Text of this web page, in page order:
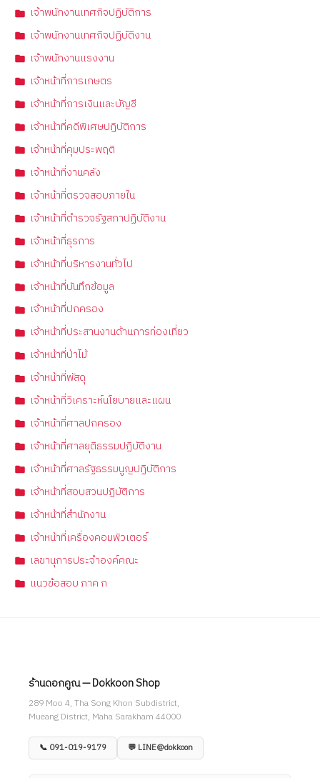
เจ้าพนักงานเทศกิจปฏิบัติการ
เจ้าพนักงานเทศกิจปฏิบัติงาน
เจ้าพนักงานแรงงาน
เจ้าหน้าที่การเกษตร
เจ้าหน้าที่การเงินและบัญชี
เจ้าหน้าที่คดีพิเศษปฏิบัติการ
เจ้าหน้าที่คุมประพฤติ
เจ้าหน้าที่งานคลัง
เจ้าหน้าที่ตรวจสอบภายใน
เจ้าหน้าที่ตำรวจรัฐสภาปฏิบัติงาน
เจ้าหน้าที่ธุรการ
เจ้าหน้าที่บริหารงานทั่วไป
เจ้าหน้าที่บันทึกข้อมูล
เจ้าหน้าที่ปกครอง
เจ้าหน้าที่ประสานงานด้านการท่องเที่ยว
เจ้าหน้าที่ป่าไม้
เจ้าหน้าที่พัสดุ
เจ้าหน้าที่วิเคราะห์นโยบายและแผน
เจ้าหน้าที่ศาลปกครอง
เจ้าหน้าที่ศาลยุติธรรมปฏิบัติงาน
เจ้าหน้าที่ศาลรัฐธรรมนูญปฏิบัติการ
เจ้าหน้าที่สอบสวนปฏิบัติการ
เจ้าหน้าที่สำนักงาน
เจ้าหน้าที่เครื่องคอมพิวเตอร์
เลขานุการประจำองค์คณะ
แนวข้อสอบ ภาค ก
ร้านดอกคูณ — Dokkoon Shop
289 Moo 4, Tha Song Khon Subdistrict,
Mueang District, Maha Sarakham 44000
📞 091-019-9179 💬 LINE@dokkoon